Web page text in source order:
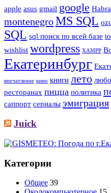
apple asus gmail google
montenegroMS SQL
SQL sql поиск по всей базе
wishlist wordpress XAMPP
Екатеринбург
впечатление кино книги лето
ресторанах пицца политика
саппорт сериалы эмиграция
Juick
Категории
Общее 39